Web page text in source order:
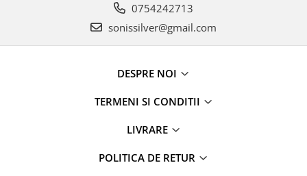
0754242713
sonissilver@gmail.com
DESPRE NOI
TERMENI SI CONDITII
LIVRARE
POLITICA DE RETUR